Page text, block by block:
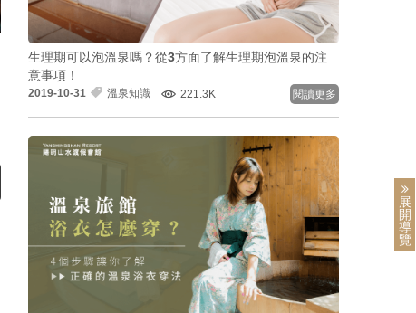
生理期可以泡溫泉嗎？從3方面了解生理期泡溫泉的注
意事項！
2019-10-31 溫泉知識 221.3K 閱讀更多
展
開
導
覽